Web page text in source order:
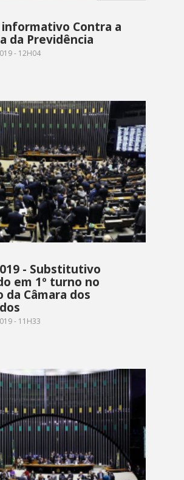
informativo Contra a
da Previdência
- 12H04
- Substitutivo
em 1º turno no
da Câmara dos
- 11H33